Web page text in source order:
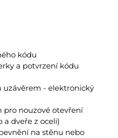
kódu
a potvrzení kódu
uzávěrem - elektronický
pro nouzové otevření
a dveře z oceli)
na stěnu nebo